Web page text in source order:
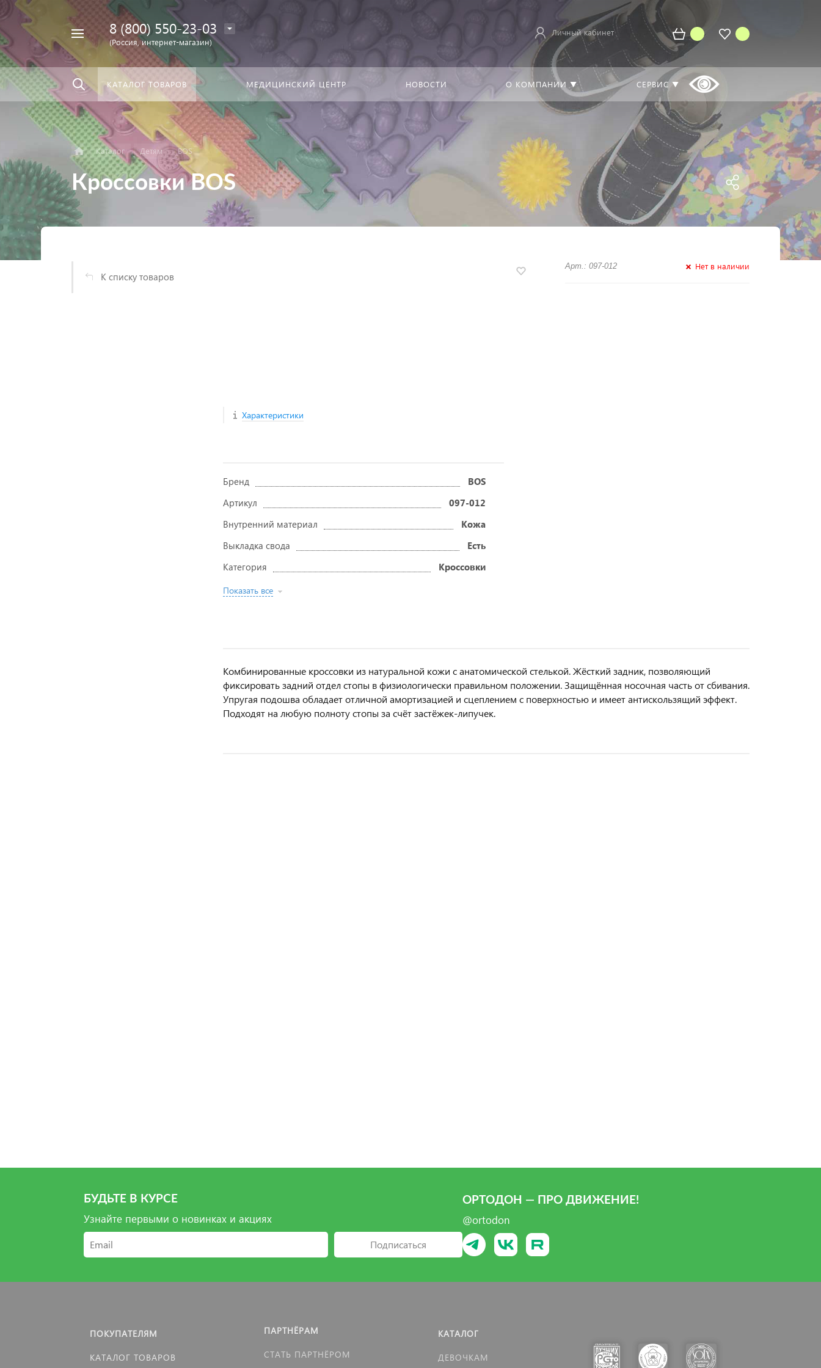
вездеНайти
8 (800) 550-23-03
(Россия, интернет-магазин)
Личный кабинет
КАТАЛОГ ТОВАРОВ МЕДИЦИНСКИЙ ЦЕНТР НОВОСТИ О КОМПАНИИ ▼ СЕРВИС ▼
Каталог Детям BOS
Кроссовки BOS
К списку товаров
Характеристики
Арт.: 097-012 Нет в наличии
Бренд
BOS
Артикул
097-012
Внутренний материал
Кожа
Выкладка свода
Есть
Категория
Кроссовки
Показать все
Комбинированные кроссовки из натуральной кожи с анатомической стелькой. Жёсткий задник, позволяющий
фиксировать задний отдел стопы в физиологически правильном положении. Защищённая носочная часть от сбивания.
Упругая подошва обладает отличной амортизацией и сцеплением с поверхностью и имеет антискользящий эффект.
Подходят на любую полноту стопы за счёт застёжек-липучек.
БУДЬТЕ В КУРСЕ
Узнайте первыми о новинках и акциях
Подписаться
ОРТОДОН — ПРО ДВИЖЕНИЕ!
@ortodon
ПОКУПАТЕЛЯМ
КАТАЛОГ ТОВАРОВ
ПАРТНЁРАМ
СТАТЬ ПАРТНЁРОМ
КАТАЛОГ
ДЕВОЧКАМ